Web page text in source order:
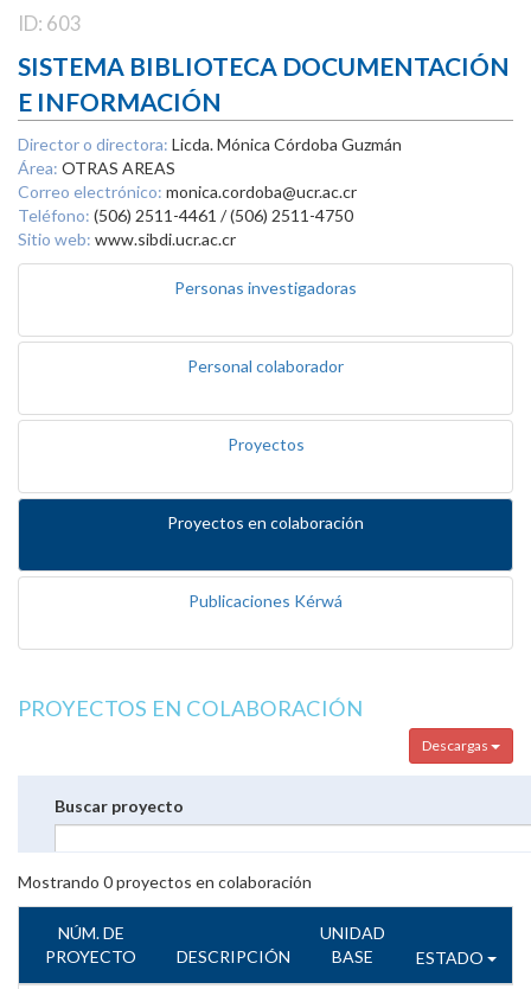
ID: 603
SISTEMA BIBLIOTECA DOCUMENTACIÓN
E INFORMACIÓN
Director o directora: Licda. Mónica Córdoba Guzmán
Área: OTRAS AREAS
Correo electrónico: monica.cordoba@ucr.ac.cr
Teléfono: (506) 2511-4461 / (506) 2511-4750
Sitio web: www.sibdi.ucr.ac.cr
Personas investigadoras
Personal colaborador
Proyectos
Proyectos en colaboración
Publicaciones Kérwá
PROYECTOS EN COLABORACIÓN
Descargas
Buscar proyecto
Mostrando 0proyectos en colaboración
NÚM. DE
PROYECTO
DESCRIPCIÓN
UNIDAD
BASE
ESTADO